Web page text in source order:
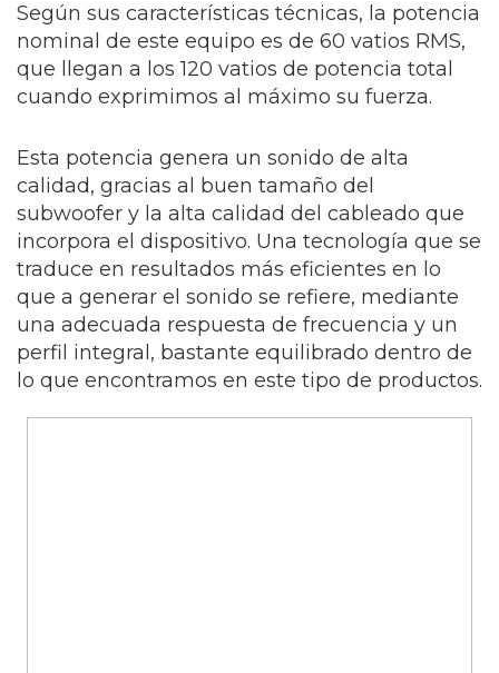
Según sus características técnicas, la potencia
nominal de este equipo es de 60 vatios RMS,
que llegan a los 120 vatios de potencia total
cuando exprimimos al máximo su fuerza.
Esta potencia genera un sonido de alta
calidad, gracias al buen tamaño del
subwoofer y la alta calidad del cableado que
incorpora el dispositivo. Una tecnología que se
traduce en resultados más eficientes en lo
que a generar el sonido se refiere, mediante
una adecuada respuesta de frecuencia y un
perfil integral, bastante equilibrado dentro de
lo que encontramos en este tipo de productos.